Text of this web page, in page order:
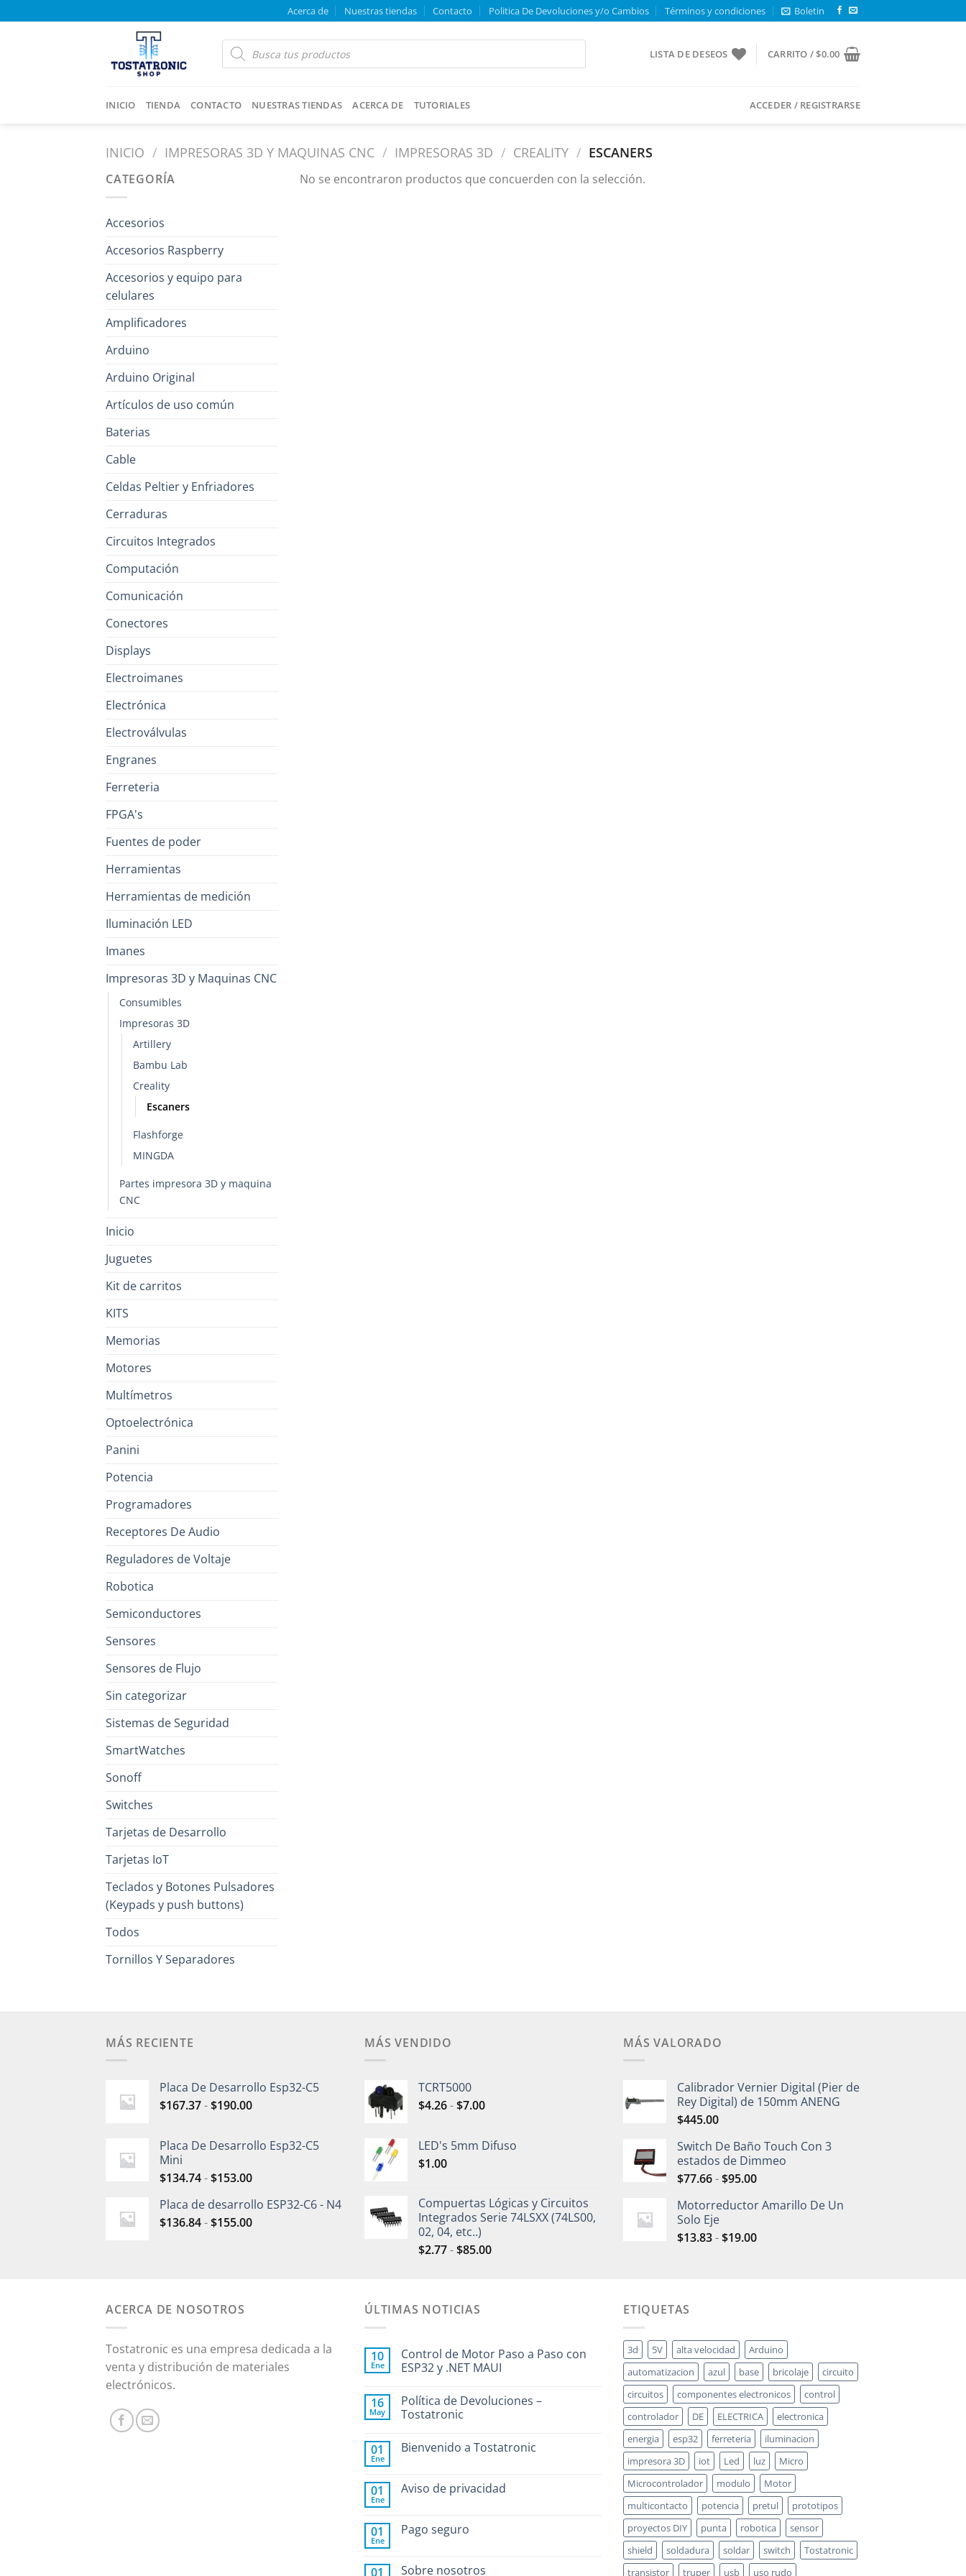
al
Acerca de Nuestras tiendas Contacto Politica De Devoluciones y/o Cambios Términos y condiciones Boletin
Products
search LISTA DE DESEOS CARRITO /$0.00
INICIO TIENDA CONTACTO NUESTRAS TIENDAS ACERCA DE TUTORIALES ACCEDER / REGISTRARSE
INICIO / IMPRESORAS 3D Y MAQUINAS CNC / IMPRESORAS 3D / CREALITY / ESCANERS
CATEGORÍA
Accesorios
Accesorios Raspberry
Accesorios y equipo para
celulares
Amplificadores
Arduino
Arduino Original
Artículos de uso común
Baterias
Cable
Celdas Peltier y Enfriadores
Cerraduras
Circuitos Integrados
Computación
Comunicación
Conectores
Displays
Electroimanes
Electrónica
Electroválvulas
Engranes
Ferreteria
FPGA's
Fuentes de poder
Herramientas
Herramientas de medición
Iluminación LED
Imanes
Impresoras 3D y Maquinas CNC
Consumibles
Impresoras 3D
Artillery
Bambu Lab
Creality
Escaners
Flashforge
MINGDA
Partes impresora 3D y maquina
CNC
Inicio
Juguetes
Kit de carritos
KITS
Memorias
Motores
Multímetros
Optoelectrónica
Panini
Potencia
Programadores
Receptores De Audio
Reguladores de Voltaje
Robotica
Semiconductores
Sensores
Sensores de Flujo
Sin categorizar
Sistemas de Seguridad
SmartWatches
Sonoff
Switches
Tarjetas de Desarrollo
Tarjetas IoT
Teclados y Botones Pulsadores
(Keypads y push buttons)
Todos
Tornillos Y Separadores
No se encontraron productos que concuerden con la selección.
MÁS RECIENTE
Placa De Desarrollo Esp32-C5
$167.37-$190.00
Placa De Desarrollo Esp32-C5
Mini
$134.74-$153.00
Placa de desarrollo ESP32-C6 - N4
$136.84-$155.00
MÁS VENDIDO
TCRT5000
$4.26-$7.00
LED's 5mm Difuso
$1.00
Compuertas Lógicas y Circuitos
Integrados Serie 74LSXX (74LS00,
02, 04, etc..)
$2.77-$85.00
MÁS VALORADO
Calibrador Vernier Digital (Pier de
Rey Digital) de 150mm ANENG
$445.00
Switch De Baño Touch Con 3
estados de Dimmeo
$77.66-$95.00
Motorreductor Amarillo De Un
Solo Eje
$13.83-$19.00
ACERCA DE NOSOTROS
Tostatronic es una empresa dedicada a la
venta y distribución de materiales
electrónicos.
ÚLTIMAS NOTICIAS
10
Ene
Control de Motor Paso a Paso con
ESP32 y .NET MAUI
16
May
Política de Devoluciones –
Tostatronic
01
Ene
Bienvenido a Tostatronic
01
Ene
Aviso de privacidad
01
Ene
Pago seguro
01 Sobre nosotros
ETIQUETAS
3d 5V alta velocidad
Arduino
automatizacion
azul base bricolaje
circuito
circuitos
componentes electronicos
control
controlador
DE ELECTRICA
electronica
energia
esp32 ferreteria
iluminacion
impresora 3D
iot Led luz
Micro
Microcontrolador
modulo
Motor
multicontacto
potencia pretul
prototipos
proyectos DIY
punta robotica
sensor
shield
soldadura soldar switch
Tostatronic
transistor
truper usb uso rudo